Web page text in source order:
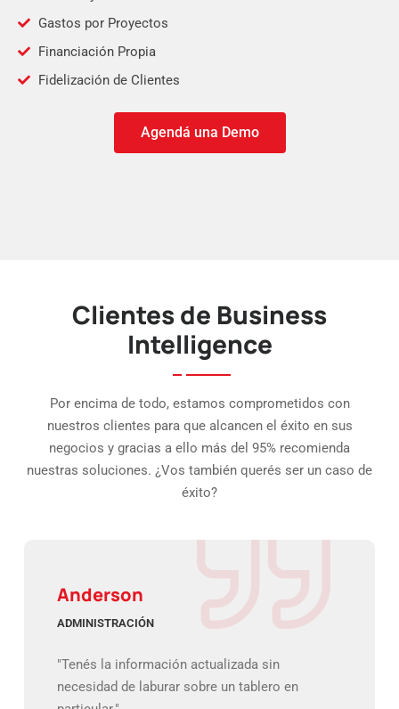
Gastos por Proyectos
Financiación Propia
Fidelización de Clientes
Agendá una Demo
Clientes de Business
Intelligence
Por encima de todo, estamos comprometidos con
nuestros clientes para que alcancen el éxito en sus
negocios y gracias a ello más del 95% recomienda
nuestras soluciones. ¿Vos también querés ser un caso de
éxito?
Anderson
ADMINISTRACIÓN
"Tenés la información actualizada sin
necesidad de laburar sobre un tablero en